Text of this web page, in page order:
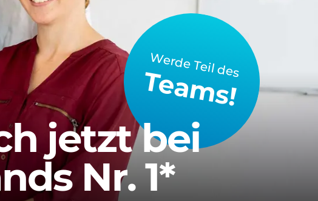
Werde Teil des
Teams!
jetzt bei
Nr. 1*